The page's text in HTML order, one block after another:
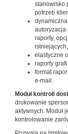
stanowisko
potrzeb
autoryzacja
raporty,
istniejących,
elastyczne
raporty
format
e-mail.
Moduł kontroli
drukowanie
aktywnych. Moduł
kontrolowanie